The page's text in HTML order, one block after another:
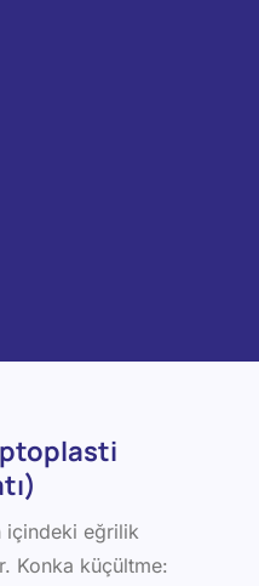
içindeki eğrilik
Konka küçültme: